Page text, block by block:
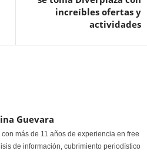
increíbles ofertas y
actividades
Guevara
más de 11 años de experiencia en free
de información, cubrimiento periodístico